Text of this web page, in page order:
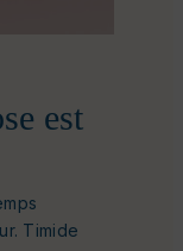
est
Timide